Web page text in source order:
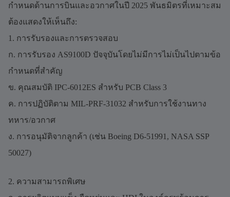
กำหนดด้านการบินและอวกาศในปี 2025 พันธมิตรที่เหมาะสม
ต้องแสดงให้เห็นถึง:
1. การรับรองและการตรวจสอบ
ก. การรับรอง AS9100D ปัจจุบันโดยไม่มีการไม่เป็นไปตามข้อ
กำหนดที่สำคัญ
ข. คุณสมบัติ IPC-6012ES สำหรับ PCB Class 3
ค. การปฏิบัติตาม MIL-PRF-31032 สำหรับการใช้งานทาง
ทหาร/อวกาศ
ง. การอนุมัติจากลูกค้า (เช่น Boeing D6-51991, NASA SSP
50027)
2. ความสามารถพิเศษ